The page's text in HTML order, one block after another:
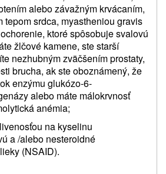
alebo závažným krvácaním,
tepom srdca, myastheniou gravis
ktoré spôsobuje svalovú
žlčové kamene, ste starší
nezhubným zväčšením prostaty,
brucha, ak ste oboznámený, že
enzýmu glukózo-6-
alebo máte málokrvnosť
anémia;
na kyselinu
a /alebo nesteroidné
(NSAID).